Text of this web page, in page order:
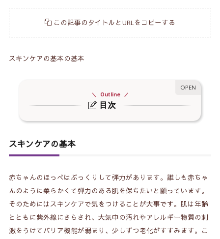
この記事のタイトルとURLをコピーする
スキンケアの基本の基本
目次
Outline
3. スキンケアは３ステップ
4. 化粧水はクリームでフタをする
5. トラブル肌のスキンケア
6. 肌を甦らせるヒト幹細胞培養液
7. 合成成分のチェックを忘れずに
スキンケアの基本
赤ちゃんのほっぺはぷっくりして弾力があります。誰しも赤ちゃ
んのように柔らかくて弾力のある肌を保ちたいと願っています。
そのためにはスキンケアで気をつけることが大事です。肌は年齢
とともに紫外線にさらされ、大気中の汚れやアレルギー物質の刺
激をうけてバリア機能が弱まり、少しずつ老化がすすみます。こ